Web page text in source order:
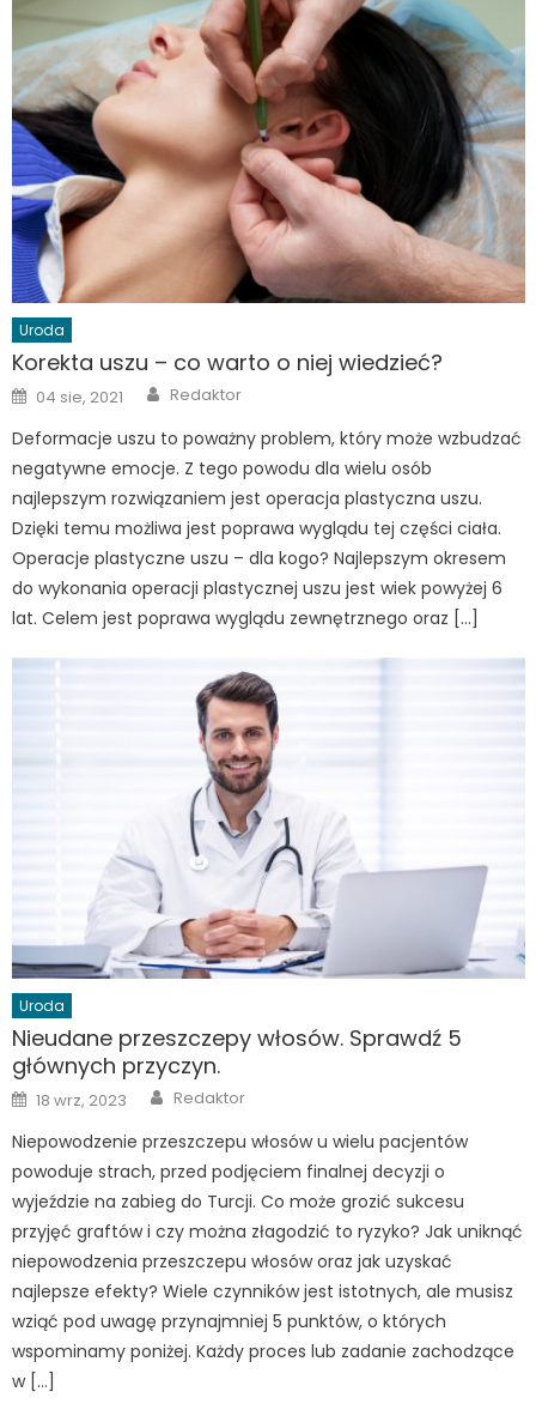
Uroda
Korekta uszu – co warto o niej wiedzieć?
Posted
on
04 sie, 2021 Author
Redaktor
Deformacje uszu to poważny problem, który może wzbudzać
negatywne emocje. Z tego powodu dla wielu osób
najlepszym rozwiązaniem jest operacja plastyczna uszu.
Dzięki temu możliwa jest poprawa wyglądu tej części ciała.
Operacje plastyczne uszu – dla kogo? Najlepszym okresem
do wykonania operacji plastycznej uszu jest wiek powyżej 6
lat. Celem jest poprawa wyglądu zewnętrznego oraz […]
Uroda
Nieudane przeszczepy włosów. Sprawdź 5
głównych przyczyn.
Posted
on
18 wrz, 2023 Author
Redaktor
Niepowodzenie przeszczepu włosów u wielu pacjentów
powoduje strach, przed podjęciem finalnej decyzji o
wyjeździe na zabieg do Turcji. Co może grozić sukcesu
przyjęć graftów i czy można złagodzić to ryzyko? Jak uniknąć
niepowodzenia przeszczepu włosów oraz jak uzyskać
najlepsze efekty? Wiele czynników jest istotnych, ale musisz
wziąć pod uwagę przynajmniej 5 punktów, o których
wspominamy poniżej. Każdy proces lub zadanie zachodzące
w […]